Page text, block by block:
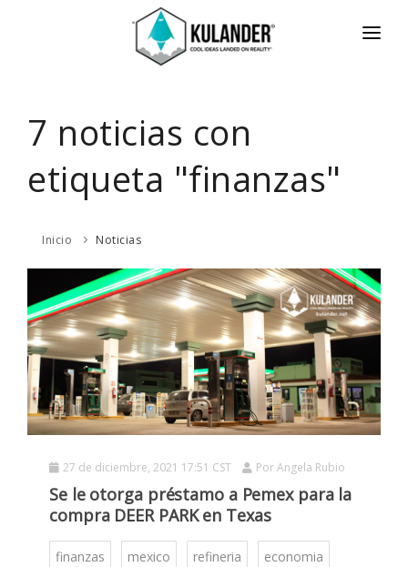
REVIEWS
ACERCA
CONTACTO
ENGLISH
7 noticias con
etiqueta "finanzas"
Inicio Noticias
27 de diciembre, 2021 17:51 CST PorAngela Rubio
Se le otorga préstamo a Pemex para la
compra DEER PARK en Texas
finanzas mexico refineria economia